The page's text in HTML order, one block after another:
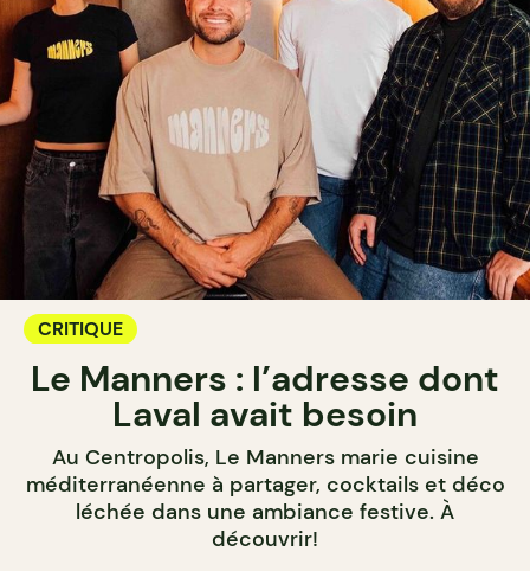
CRITIQUE
Le Manners : l’adresse dont
Laval avait besoin
Au Centropolis, Le Manners marie cuisine
méditerranéenne à partager, cocktails et déco
léchée dans une ambiance festive. À
découvrir!